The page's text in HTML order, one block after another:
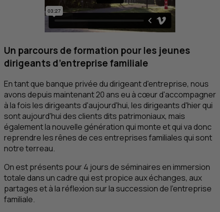
Un parcours de formation pour les jeunes
dirigeants d’entreprise familiale
En tant que banque privée du dirigeant d'entreprise, nous
avons depuis maintenant 20 ans eu à cœur d'accompagner
à la fois les dirigeants d'aujourd'hui, les dirigeants d'hier qui
sont aujourd'hui des clients dits patrimoniaux, mais
également la nouvelle génération qui monte et qui va donc
reprendre les rênes de ces entreprises familiales qui sont
notre terreau.
On est présents pour 4 jours de séminaires en immersion
totale dans un cadre qui est propice aux échanges, aux
partages et à la réflexion sur la succession de l'entreprise
familiale.